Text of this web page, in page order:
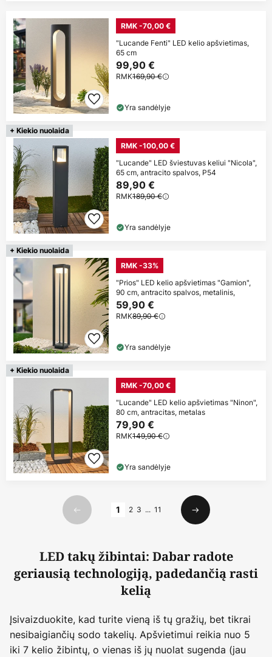
RMK -70,00 €
"Lucande Fenti" LED kelio apšvietimas,
65 cm
99,90 €
RMK169,90 €
Yra sandėlyje
+ Kiekio nuolaida
RMK -100,00 €
"Lucande" LED šviestuvas keliui "Nicola",
65 cm, antracito spalvos, P54
89,90 €
RMK189,90 €
Yra sandėlyje
+ Kiekio nuolaida
RMK -33%
"Prios" LED kelio apšvietimas "Gamion",
90 cm, antracito spalvos, metalinis,
59,90 €
RMK89,90 €
Yra sandėlyje
+ Kiekio nuolaida
RMK -70,00 €
"Lucande" LED kelio apšvietimas "Ninon",
80 cm, antracitas, metalas
79,90 €
RMK149,90 €
Yra sandėlyje
Ankstesnis
1 2 3 ... 11
Kitas
LED takų žibintai: Dabar radote
geriausią technologiją, padedančią rasti
kelią
Įsivaizduokite, kad turite vieną iš tų gražių, bet tikrai
nesibaigiančių sodo takelių. Apšvietimui reikia nuo 5
iki 7 kelio žibintų, o vienas iš jų nuolat sugenda (jau